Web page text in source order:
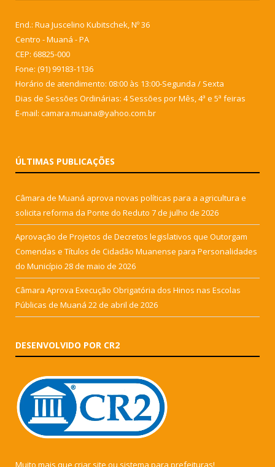
End.: Rua Juscelino Kubitschek, Nº 36
Centro - Muaná - PA
CEP: 68825-000
Fone: (91) 99183-1136
Horário de atendimento: 08:00 às 13:00-Segunda / Sexta
Dias de Sessões Ordinárias: 4 Sessões por Mês, 4ª e 5ª feiras
E-mail: camara.muana@yahoo.com.br
ÚLTIMAS PUBLICAÇÕES
Câmara de Muaná aprova novas políticas para a agricultura e
solicita reforma da Ponte do Reduto 7 de julho de 2026
Aprovação de Projetos de Decretos legislativos que Outorgam
Comendas e Títulos de Cidadão Muanense para Personalidades
do Município 28 de maio de 2026
Câmara Aprova Execução Obrigatória dos Hinos nas Escolas
Públicas de Muaná 22 de abril de 2026
DESENVOLVIDO POR CR2
Muito mais que criar site ou sistema para prefeituras!